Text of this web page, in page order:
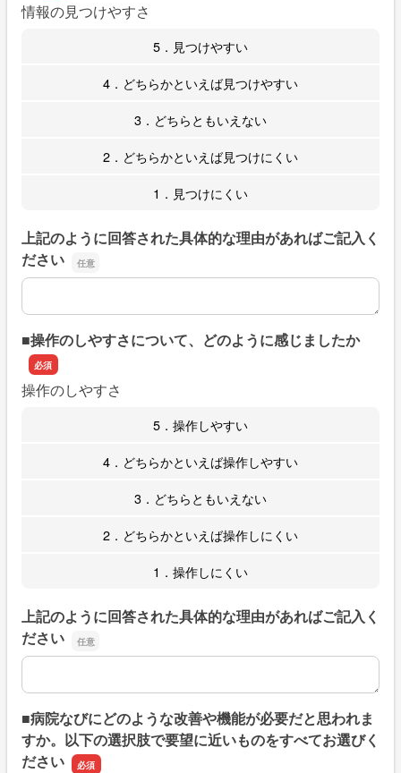
情報の見つけやすさ
5．見つけやすい
4．どちらかといえば見つけやすい
3．どちらともいえない
2．どちらかといえば見つけにくい
1．見つけにくい
上記のように回答された具体的な理由があればご記入く
ださい
上記のように回答された具体的な理由があればご記入くだ
■操作のしやすさについて、どのように感じましたか
操作のしやすさ
5．操作しやすい
4．どちらかといえば操作しやすい
3．どちらともいえない
2．どちらかといえば操作しにくい
1．操作しにくい
上記のように回答された具体的な理由があればご記入く
ださい
上記のように回答された具体的な理由があればご記入くだ
■病院なびにどのような改善や機能が必要だと思われま
すか。以下の選択肢で要望に近いものをすべてお選びく
ださい